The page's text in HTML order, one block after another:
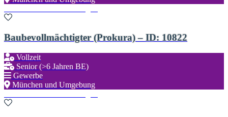
Baubevollmächtigter (Prokura) – ID: 10822
Vollzeit
Senior (>6 Jahren BE)
Gewerbe
München und Umgebung